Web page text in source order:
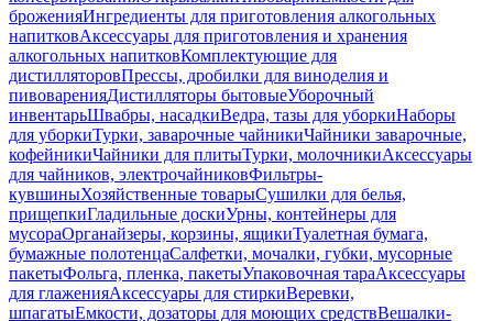
броженияИнгредиенты для приготовления алкогольных
напитковАксессуары для приготовления и хранения
алкогольных напитковКомплектующие для
дистилляторовПрессы, дробилки для виноделия и
пивоваренияДистилляторы бытовыеУборочный
инвентарьШвабры, насадкиВедра, тазы для уборкиНаборы
для уборкиТурки, заварочные чайникиЧайники заварочные,
кофейникиЧайники для плитыТурки, молочникиАксессуары
для чайников, электрочайниковФильтры-
кувшиныХозяйственные товарыСушилки для белья,
прищепкиГладильные доскиУрны, контейнеры для
мусораОрганайзеры, корзины, ящикиТуалетная бумага,
бумажные полотенцаСалфетки, мочалки, губки, мусорные
пакетыФольга, пленка, пакетыУпаковочная тараАксессуары
для глаженияАксессуары для стиркиВеревки,
шпагатыЕмкости, дозаторы для моющих средствВешалки-